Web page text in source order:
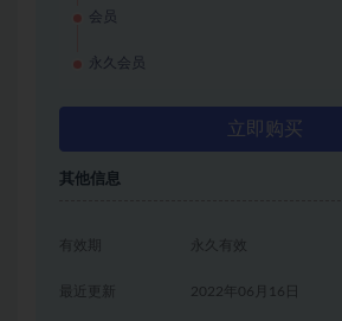
会员
永久会员
立即购买
其他信息
有效期 永久有效
2022年06月16日